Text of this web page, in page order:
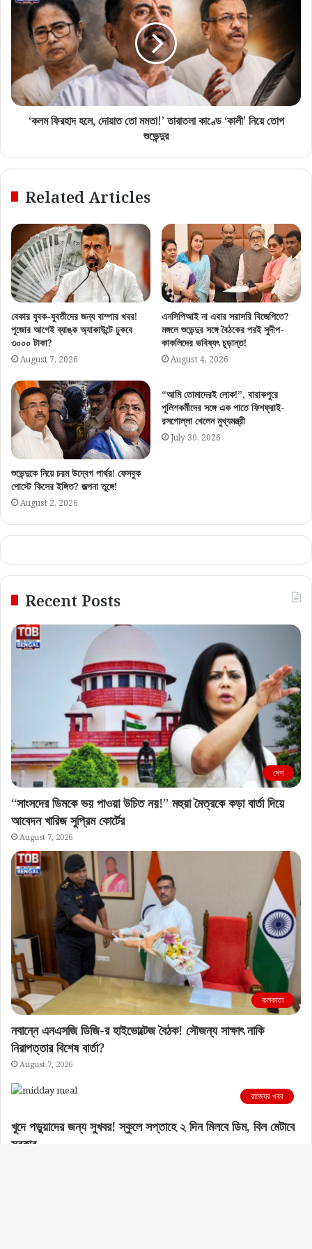
‘কলম ফিরহাদ হলে, দোয়াত তো মমতা!’ তারাতলা কাণ্ডে ‘কালী’ নিয়ে তোপ
শুভেন্দুর
Related Articles
বেকার যুবক-যুবতীদের জন্য বাম্পার খবর!
পুজোর আগেই ব্যাঙ্ক অ্যাকাউন্টে ঢুকবে
৩০০০ টাকা?
August 7, 2026
এনসিপিআই না এবার সরাসরি বিজেপিতে?
মঙ্গলে শুভেন্দুর সঙ্গে বৈঠকের পরই সুদীপ-
কাকলিদের ভবিষ্যৎ চূড়ান্ত!
August 4, 2026
শুভেন্দুকে নিয়ে চরম উদ্বেগ পার্থর! ফেসবুক
পোস্টে কিসের ইঙ্গিত? জল্পনা তুঙ্গে!
August 2, 2026
“আমি তোমাদেরই লোক!”, বারাকপুরে
পুলিশকর্মীদের সঙ্গে এক পাতে ফিশফ্রাই-
রসগোল্লা খেলেন মুখ্যমন্ত্রী
July 30, 2026
Recent Posts
দেশ
“সাংসদের ডিমকে ভয় পাওয়া উচিত নয়!” মহুয়া মৈত্রকে কড়া বার্তা দিয়ে
আবেদন খারিজ সুপ্রিম কোর্টের
August 7, 2026
কলকাতা
নবান্নে এনএসজি ডিজি-র হাইভোল্টেজ বৈঠক! সৌজন্য সাক্ষাৎ নাকি
নিরাপত্তার বিশেষ বার্তা?
August 7, 2026
রাজ্যের খবর
খুদে পড়ুয়াদের জন্য সুখবর! স্কুলে সপ্তাহে ২ দিন মিলবে ডিম, বিল মেটাবে
সরকার